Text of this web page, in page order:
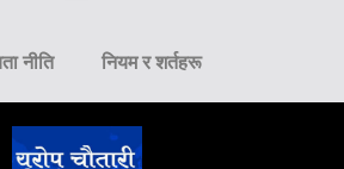
नीति नियम र शर्तहरू